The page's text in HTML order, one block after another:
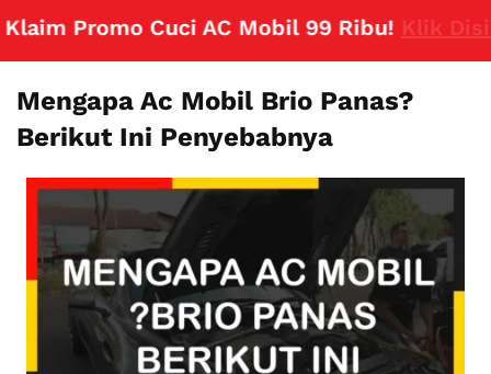
Promo Cuci AC Mobil 99 Ribu!Klik Disini
Mengapa Ac Mobil Brio Panas?
Berikut Ini Penyebabnya